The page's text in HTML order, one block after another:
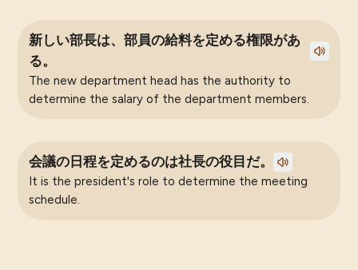
新しい部長は、部員の給料を定める権限があ
る。
The new department head has the authority to
determine the salary of the department members.
会議の日程を定めるのは社長の役目だ。
It is the president's role to determine the meeting
schedule.